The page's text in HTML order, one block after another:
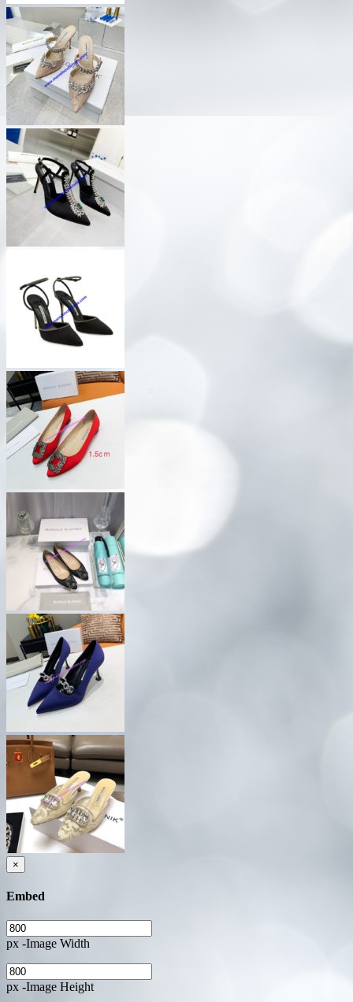
×
Embed
px -Image Width
px -Image Height